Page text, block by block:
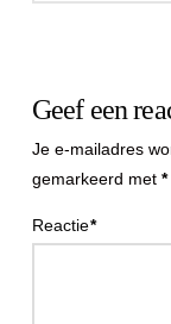
Geef een
Je e-mailadres
gemarkeerd met *
Reactie*